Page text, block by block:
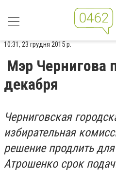
10:31, 23 грудня 2015 р.
Мэр Чернигова
декабря
Черниговская
избирательная
решение продлить
Атрошенко срок